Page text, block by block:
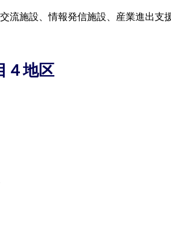
流施設、情報発信施設、産業進出
４地区